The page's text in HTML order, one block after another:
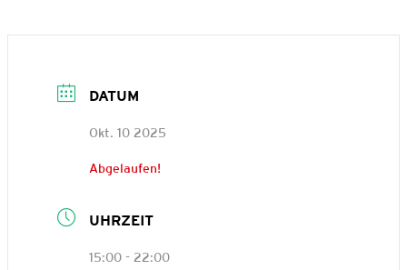
DATUM
Okt. 10 2025
Abgelaufen!
UHRZEIT
15:00 - 22:00